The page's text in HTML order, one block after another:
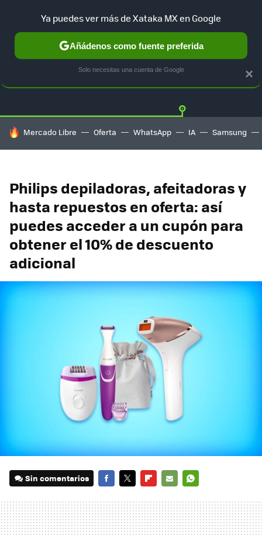
GUÍA DE COMPRAS MERCADO LIBRE
HOY SE HABLA DE
Mercado Libre Oferta WhatsApp IA Samsung
Philips depiladoras, afeitadoras y
hasta repuestos en oferta: así
puedes acceder a un cupón para
obtener el 10% de descuento
adicional
Sin comentarios
MAIL
×
Ya puedes ver más de Xataka MX en Google
Añádenos como fuente preferida
Solo necesitas una cuenta de Google